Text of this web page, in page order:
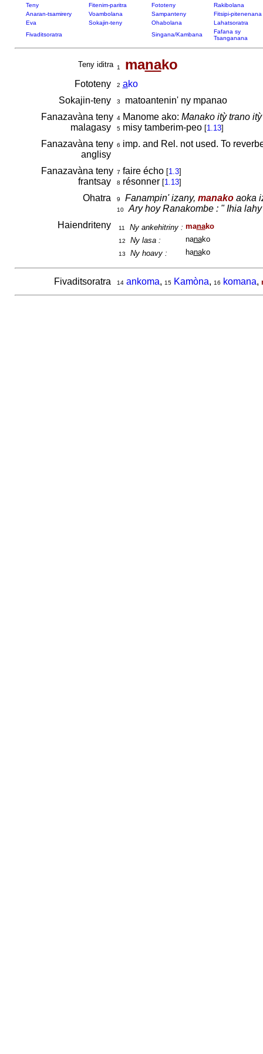
Teny Fitenim-paritra Fototeny
Rakibolana
Anaran-tsamirery
Voambolana Sampanteny
Fitsipi-pitenenana
Eva
Sokajin-teny Ohabolana
Lahatsoratra
Fivaditsoratra
Singana/Kambana
Fafana sy
Tsanganana
Teny iditra 1 manako
Fototeny 2 ako
Sokajin-teny
3
matoantenin' ny mpanao
Fanazavàna teny
malagasy
4Manome ako: Manako itỳ trano
5misy tamberim-peo [1.13]
Fanazavàna teny
anglisy
6 imp. and Rel. not used. To
Fanazavàna teny
frantsay
7 faire écho [1.3]
8 résonner [1.13]
Ohatra 9 Fanampin' izany, manakoaoka
10
Ary hoy Ranakombe : " Ihia
Haiendriteny
11 Ny ankehitriny : manako
12 Ny lasa : nanako
13 Ny hoavy : hanako
Fivaditsoratra 14 ankoma, 15 Kamòna, 16 komana,